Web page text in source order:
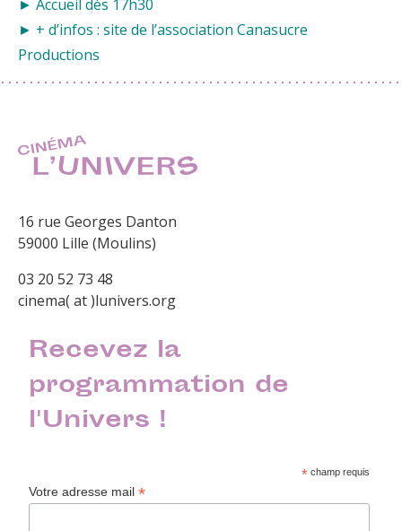
► Accueil dès 17h30
► + d’infos : site de l’association Canasucre
Productions
16 rue Georges Danton
59000 Lille (Moulins)
03 20 52 73 48
cinema( at )lunivers.org
Recevez la
programmation de
l'Univers !
* champ requis
Votre adresse mail*